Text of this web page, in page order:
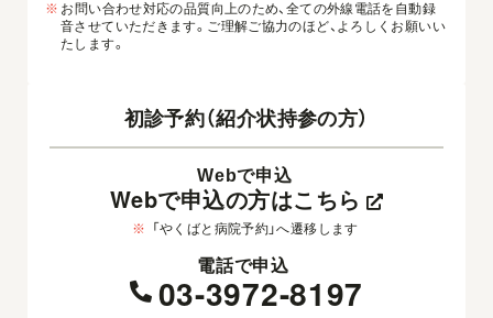
※ お問い合わせ対応の品質向上のため、全ての外線電話を自動録
音させていただきます。ご理解ご協力のほど、よろしくお願いい
たします。
初診予約（紹介状持参の方）
Webで申込
Webで申込の方はこちら
※ 「やくばと病院予約」へ遷移します
電話で申込
03-3972-8197